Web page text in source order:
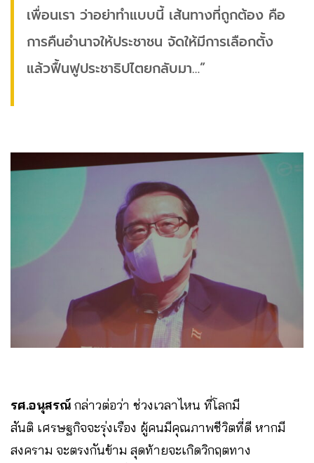
เพื่อนเรา ว่าอย่าทำแบบนี้ เส้นทางที่ถูกต้อง คือ
การคืนอำนาจให้ประชาชน จัดให้มีการเลือกตั้ง
แล้วฟื้นฟูประชาธิปไตยกลับมา…”
รศ.อนุสรณ์ กล่าวต่อว่า ช่วงเวลาไหน ที่โลกมี
สันติ เศรษฐกิจจะรุ่งเรือง ผู้คนมีคุณภาพชีวิตที่ดี หากมี
สงคราม จะตรงกันข้าม สุดท้ายจะเกิดวิกฤตทาง